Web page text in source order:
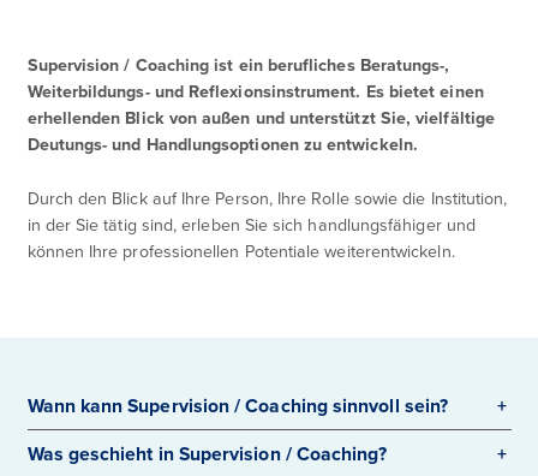
Supervision / Coaching ist ein berufliches Beratungs-,
Weiterbildungs- und Reflexionsinstrument. Es bietet einen
erhellenden Blick von außen und unterstützt Sie, vielfältige
Deutungs- und Handlungsoptionen zu entwickeln.
Durch den Blick auf Ihre Person, Ihre Rolle sowie die Institution,
in der Sie tätig sind, erleben Sie sich handlungsfähiger und
können Ihre professionellen Potentiale weiterentwickeln.
Wann kann Supervision / Coaching sinnvoll sein?
Was geschieht in Supervision / Coaching?